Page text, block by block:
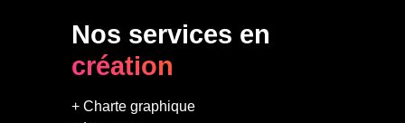
Nos services en
création
+ Charte graphique